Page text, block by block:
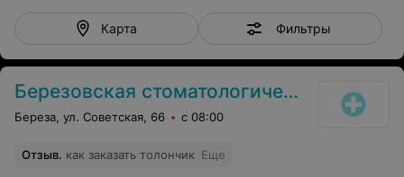
Карта Фильтры
Березовская стоматологическая поликлиника
Береза, ул. Советская, 66 с 08:00
Отзыв. как заказать толончик Еще